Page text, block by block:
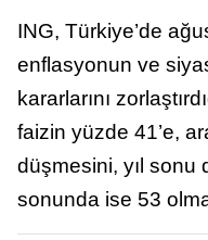
ING, Türkiye’de
enflasyonun ve
kararlarını
faizin yüzde 41’e,
düşmesini, yıl sonu
sonunda ise 53